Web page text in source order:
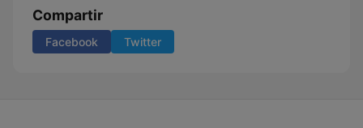
Compartir
Facebook Twitter